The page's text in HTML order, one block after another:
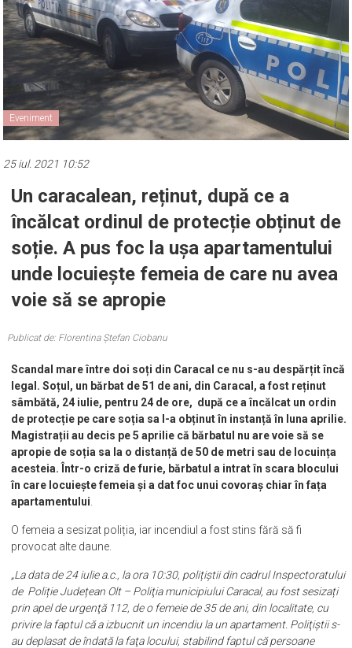
Eveniment
25 iul. 2021 10:52
Un caracalean, reținut, după ce a
încălcat ordinul de protecție obținut de
soție. A pus foc la ușa apartamentului
unde locuiește femeia de care nu avea
voie să se apropie
Publicat de: Florentina Ștefan Ciobanu
Scandal mare între doi soți din Caracal ce nu s-au despărțit încă
legal. Soțul, un bărbat de 51 de ani, din Caracal, a fost reținut
sâmbătă, 24 iulie, pentru 24 de ore, după ce a încălcat un ordin
de protecție pe care soția sa l-a obținut în instanță în luna aprilie.
Magistrații au decis pe 5 aprilie că bărbatul nu are voie să se
apropie de soția sa la o distanță de 50 de metri sau de locuința
acesteia. Într-o criză de furie, bărbatul a intrat în scara blocului
în care locuiește femeia și a dat foc unui covoraș chiar în fața
apartamentului
O femeia a sesizat poliția, iar incendiul a fost stins fără să fi
provocat alte daune.
„La data de 24 iulie a.c., la ora 10:30, polițiștii din cadrul Inspectoratului
de Poliție Județean Olt – Poliţia municipiului Caracal, au fost sesizați
prin apel de urgenţă 112, de o femeie de 35 de ani, din localitate, cu
privire la faptul că a izbucnit un incendiu la un apartament. Poliţiştii s-
au deplasat de îndată la faţa locului, stabilind faptul că persoane